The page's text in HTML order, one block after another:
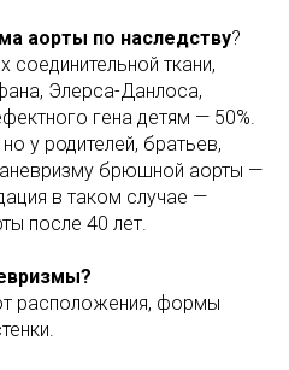
аорты по наследству?
соединительной ткани,
Элерса-Данлоса,
гена детям — 50%.
у родителей, братьев,
аневризму брюшной аорты —
в таком случае —
после 40 лет.
расположения, формы